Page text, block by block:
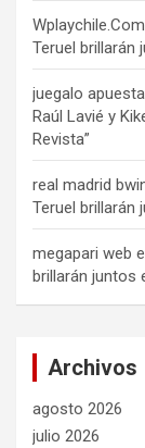
Teruel brillarán
juegalo
Raúl Lavié y
Revista”
real madrid
Teruel brillarán
megapari web
brillarán juntos
Archivos
agosto 2026
julio 2026